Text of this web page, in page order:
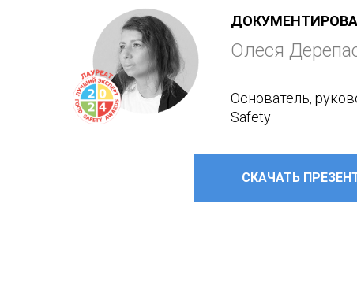
Олеся
Основатель,
Safety
СКАЧАТЬ